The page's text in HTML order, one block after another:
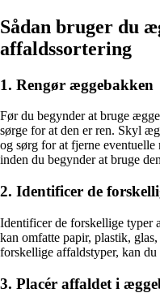
Sådan bruger du
affaldssortering
1. Rengør æggebakken
Før du begynder at bruge
sørge for at den er ren. Skyl
og sørg for at fjerne
inden du begynder at bruge
2. Identificer de
Identificer de forskellige typer
kan omfatte papir, plastik,
forskellige affaldstyper, kan
3. Placér affaldet i